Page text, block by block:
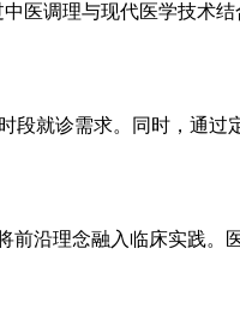
调理与现代医学技术
就诊需求。同时，通过
沿理念融入临床实践